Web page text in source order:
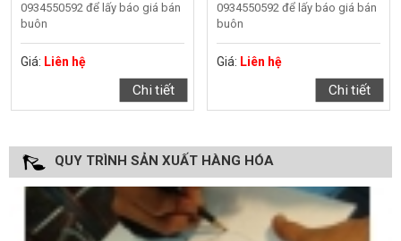
0934550592 để lấy báo giá bán
buôn
Giá: Liên hệ
Chi tiết
0934550592 để lấy báo giá bán
buôn
Giá: Liên hệ
Chi tiết
QUY TRÌNH SẢN XUẤT HÀNG HÓA